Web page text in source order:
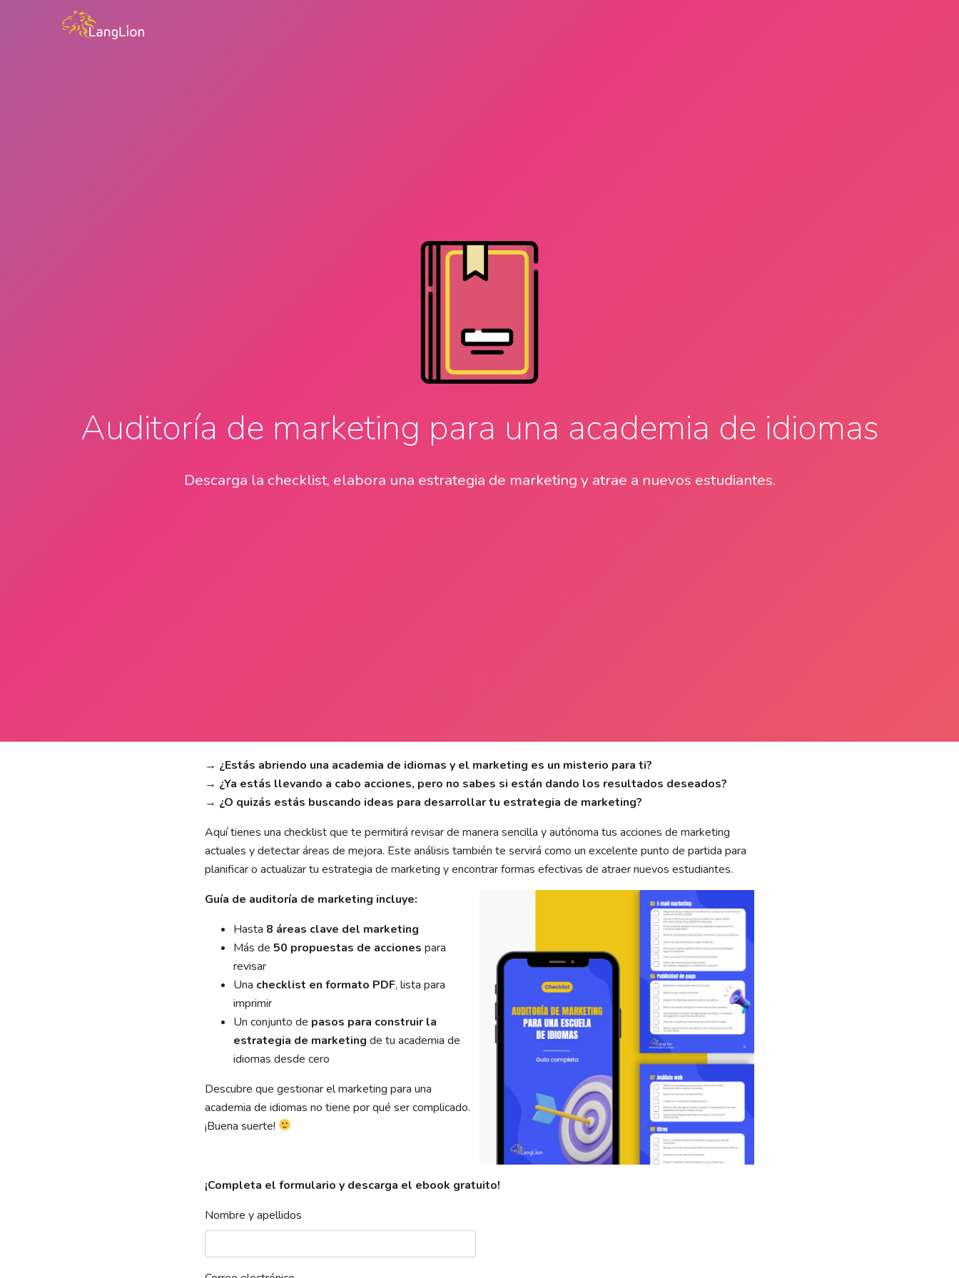
Auditoría de marketing para una academia de idiomas
Descarga la checklist, elabora una estrategia de marketing y atrae a nuevos estudiantes.
→ ¿Estás abriendo una academia de idiomas y el marketing es un misterio para ti?
→ ¿Ya estás llevando a cabo acciones, pero no sabes si están dando los resultados deseados?
→ ¿O quizás estás buscando ideas para desarrollar tu estrategia de marketing?
Aquí tienes una checklist que te permitirá revisar de manera sencilla y autónoma tus acciones de marketing
actuales y detectar áreas de mejora. Este análisis también te servirá como un excelente punto de partida para
planificar o actualizar tu estrategia de marketing y encontrar formas efectivas de atraer nuevos estudiantes.
Guía de auditoría de marketing incluye:
Hasta 8 áreas clave del marketing
Más de 50 propuestas de acciones para
revisar
Una checklist en formato PDF, lista para
imprimir
Un conjunto de pasos para construir la
estrategia de marketing de tu academia de
idiomas desde cero
Descubre que gestionar el marketing para una
academia de idiomas no tiene por qué ser complicado.
¡Buena suerte!
¡Completa el formulario y descarga el ebook gratuito!
Nombre y apellidos